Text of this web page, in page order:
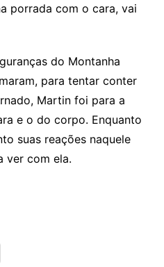
porrada com o cara, vai
do Montanha
para tentar conter
Martin foi para a
e o do corpo. Enquanto
suas reações naquele
ver com ela.